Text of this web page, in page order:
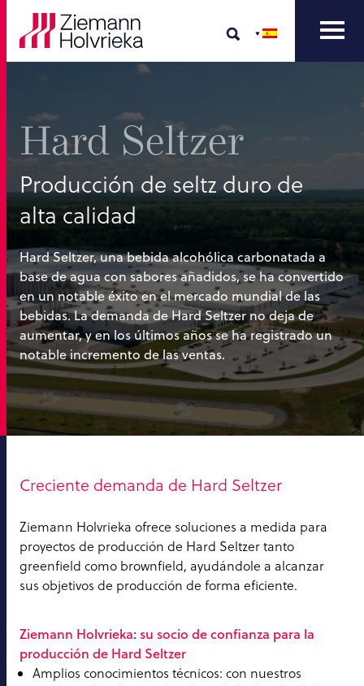
Hard Seltzer
Producción de seltz duro de
alta calidad
Hard Seltzer, una bebida alcohólica carbonatada a
base de agua con sabores añadidos, se ha convertido
en un notable éxito en el mercado mundial de las
bebidas. La demanda de Hard Seltzer no deja de
aumentar, y en los últimos años se ha registrado un
notable incremento de las ventas.
Creciente demanda de Hard Seltzer
Ziemann Holvrieka ofrece soluciones a medida para
proyectos de producción de Hard Seltzer tanto
greenfield como brownfield, ayudándole a alcanzar
sus objetivos de producción de forma eficiente.
Ziemann Holvrieka: su socio de confianza para la
producción de Hard Seltzer
Amplios conocimientos técnicos: con nuestros